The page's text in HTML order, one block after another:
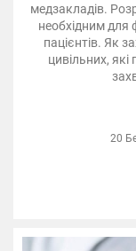
медзакладів.
необхідним для
пацієнтів. Як
цивільних,
20